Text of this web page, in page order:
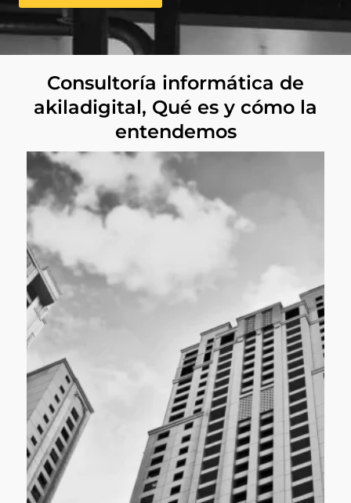
Consultoría informática de
akiladigital, Qué es y cómo la
entendemos